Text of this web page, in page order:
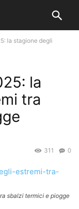
la stagione degli
la
tra
0
311
sbalzi termici e piogge